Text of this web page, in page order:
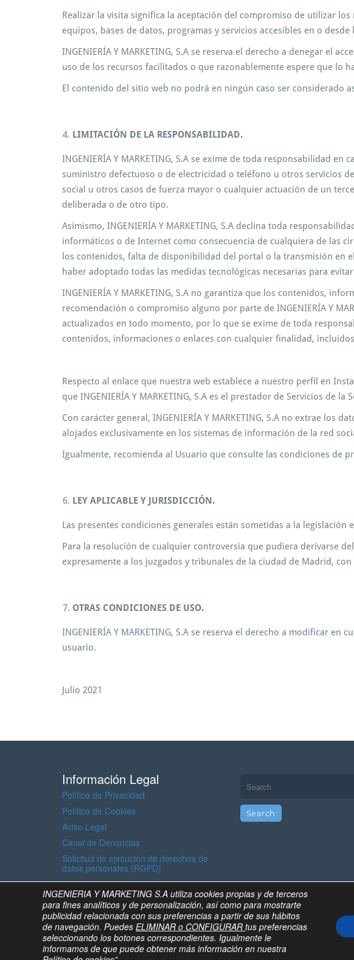
Realizar la visita significa la aceptación del compromiso de utilizar
equipos, bases de datos, programas y servicios accesibles en o desde
INGENIERÍA Y MARKETING, S.A se reserva el derecho a denegar el
uso de los recursos facilitados o que razonablemente espere que lo
El contenido del sitio web no podrá en ningún caso ser considerado
LIMITACIÓN DE LA RESPONSABILIDAD.
INGENIERÍA Y MARKETING, S.A se exime de toda responsabilidad
suministro defectuoso o de electricidad o teléfono u otros servicios
social u otros casos de fuerza mayor o cualquier actuación de un
deliberada o de otro tipo.
Asimismo, INGENIERÍA Y MARKETING, S.A declina toda
informáticos o de Internet como consecuencia de cualquiera de las
los contenidos, falta de disponibilidad del portal o la transmisión en
haber adoptado todas las medidas tecnológicas necesarias para
INGENIERÍA Y MARKETING, S.A no garantiza que los contenidos,
recomendación o compromiso alguno por parte de INGENIERÍA Y
actualizados en todo momento, por lo que se exime de toda
contenidos, informaciones o enlaces con cualquier finalidad,
Respecto al enlace que nuestra web establece a nuestro perfil en
que INGENIERÍA Y MARKETING, S.A es el prestador de Servicios de
Con carácter general, INGENIERÍA Y MARKETING, S.A no extrae los
alojados exclusivamente en los sistemas de información de la red
Igualmente, recomienda al Usuario que consulte las condiciones de
LEY APLICABLE Y JURISDICCIÓN.
Las presentes condiciones generales están sometidas a la legislación
Para la resolución de cualquier controversia que pudiera derivarse
expresamente a los juzgados y tribunales de la ciudad de Madrid,
OTRAS CONDICIONES DE USO.
INGENIERÍA Y MARKETING, S.A se reserva el derecho a modificar
usuario.
Julio 2021
Información Legal
Política de Privacidad
Política de Cookies
Aviso Legal
Canal de Denuncias
Solicitud de ejecución de derechos de
datos personales (RGPD)
Inicio ›AVISO LEGAL
© 2023 Ingeniería y Marketing, S.A. all rights reserved | GD Energy
Designed and Developed by SSC, S.L.
INGENIERIA Y MARKETING S.A utiliza cookies propias y de terceros
para fines analíticos y de personalización, así como para mostrarte
publicidad relacionada con sus preferencias a partir de sus hábitos
de navegación. Puedes ELIMINAR o CONFIGURAR tus preferencias
seleccionando los botones correspondientes. Igualmente le
informamos de que puede obtener más información en nuestra